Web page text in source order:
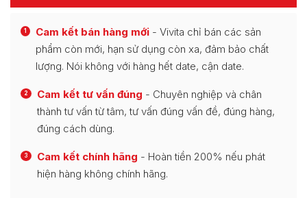
1 Cam kết bán hàng mới - Vivita chỉ bán các sản
phẩm còn mới, hạn sử dụng còn xa, đảm bảo chất
lượng. Nói không với hàng hết date, cận date.
2 Cam kết tư vấn đúng - Chuyên nghiệp và chân
thành tư vấn từ tâm, tư vấn đúng vấn đề, đúng hàng,
đúng cách dùng.
3 Cam kết chính hãng - Hoàn tiền 200% nếu phát
hiện hàng không chính hãng.